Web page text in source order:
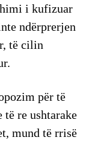
i kufizuar
ndërprerjen
të cilin
për të
re ushtarake
mund të rrisë